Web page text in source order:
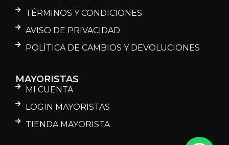
TÉRMINOS Y CONDICIONES
AVISO DE PRIVACIDAD
POLÍTICA DE CAMBIOS Y DEVOLUCIONES
MAYORISTAS
MI CUENTA
LOGIN MAYORISTAS
TIENDA MAYORISTA